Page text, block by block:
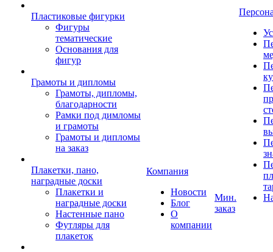
Пластиковые фигурки
Фигуры
тематические
Основания для
фигур
Грамоты и дипломы
Грамоты, дипломы,
благодарности
Рамки под димломы
и грамоты
Грамоты и дипломы
на заказ
Плакетки, пано,
наградные доски
Плакетки и
наградные доски
Настенные пано
Футляры для
плакеток
Компания
Новости
Блог
О
компании
Мин.
заказ